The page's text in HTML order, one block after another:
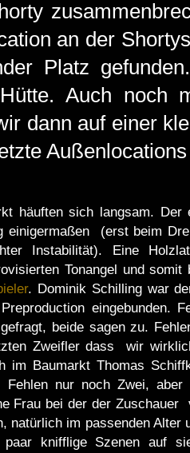
an der
Platz
Auch noch
dann auf einer
häuften sich langsam.
einigermaßen (erst beim
Instabilität). Eine
Tonangel und
. Dominik Schilling war
eingebunden.
beide sagen zu.
Zweifler dass wir
im Baumarkt Thomas
Fehlen nur noch Zwei,
Frau bei der der Zuschauer
natürlich im passenden Alter
knifflige Szenen auf